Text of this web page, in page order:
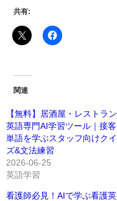
共有:
関連
【無料】居酒屋・レストラン
英語専門AI学習ツール｜接客
単語を学ぶスタッフ向けクイ
ズ&文法練習
2026-06-25
英語学習
看護師必見！AIで学ぶ看護英